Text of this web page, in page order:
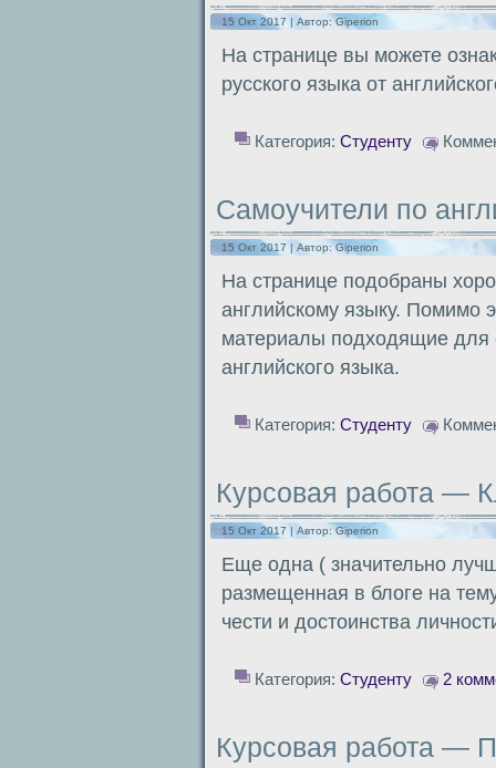
15 Окт 2017 | Автор:Giperion
На странице вы можете
русского языка от
Категория: Студенту
Самоучители по
15 Окт 2017 | Автор:Giperion
На странице подобраны
английскому языку. Помимо
материалы подходящие для
английского языка.
Категория: Студенту
Курсовая работа —
15 Окт 2017 | Автор:Giperion
Еще одна ( значительно
размещенная в блоге на
чести и достоинства
Категория: Студенту 2
Курсовая работа —